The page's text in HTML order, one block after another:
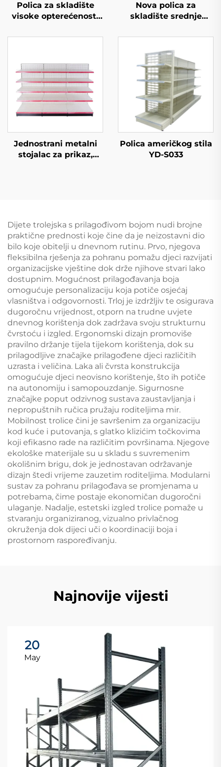
Polica za skladište
visoke opterećenosti
Nova polica za
skladište srednje
Jednostrani metalni
stojalac za prikaz,
Polica američkog stila
YD-S033
Dijete trolejska s prilagođivom bojom nudi brojne
praktične prednosti koje čine da je neizostavni dio
bilo koje obitelji u dnevnom rutinu. Prvo, njegova
fleksibilna rješenja za pohranu pomažu djeci razvijati
organizacijske vještine dok drže njihove stvari lako
dostupnim. Mogućnost prilagođavanja boja
omogućuje personalizaciju koja potiče osjećaj
vlasništva i odgovornosti. Trloj je izdržljiv te osigurava
dugoročnu vrijednost, otporn na trudne uvjete
dnevnog korištenja dok zadržava svoju strukturnu
čvrstoću i izgled. Ergonomski dizajn promoviše
pravilno držanje tijela tijekom korištenja, dok su
prilagodljive značajke prilagođene djeci različitih
uzrasta i veličina. Laka ali čvrsta konstrukcija
omogućuje djeci neovisno korištenje, što ih potiče
na autonomiju i samopouzdanje. Sigurnosne
značajke poput odzivnog sustava zaustavljanja i
nepropuštnih ručica pružaju roditeljima mir.
Mobilnost trolice čini je savršenim za organizaciju
kod kuće i putovanja, s glatko klizićim točkovima
koji efikasno rade na različitim površinama. Njegove
ekološke materijale su u skladu s suvremenim
okolišnim brigu, dok je jednostavan održavanje
dizajn štedi vrijeme zauzetim roditeljima. Modularni
sustav za pohranu prilagođava se promjenama u
potrebama, čime postaje ekonomičan dugoročni
ulaganje. Nadalje, estetski izgled trolice pomaže u
stvaranju organiziranog, vizualno privlačnog
okruženja dok dijeci uči o koordinaciji boja i
prostornom raspoređivanju.
Najnovije vijesti
20
May